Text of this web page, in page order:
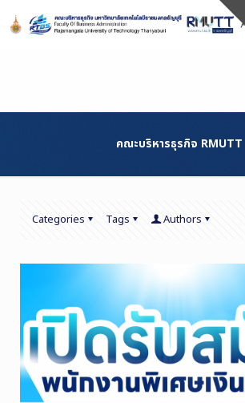
Content
คณะบริหารธุรกิจ RMUTT
Categories Tags Authors